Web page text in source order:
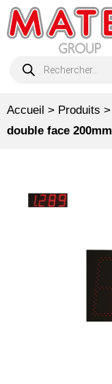
Accueil > Produits >
double face 200mm